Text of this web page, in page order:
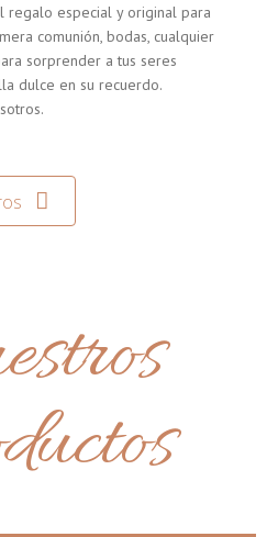
regalo especial y original para
comunión, bodas, cualquier
sorprender a tus seres
dulce en su recuerdo.